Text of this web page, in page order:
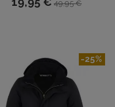
49,95 €
-25%